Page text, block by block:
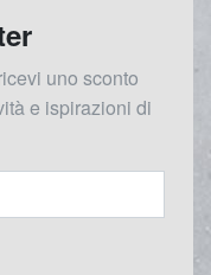
uno sconto
e ispirazioni di